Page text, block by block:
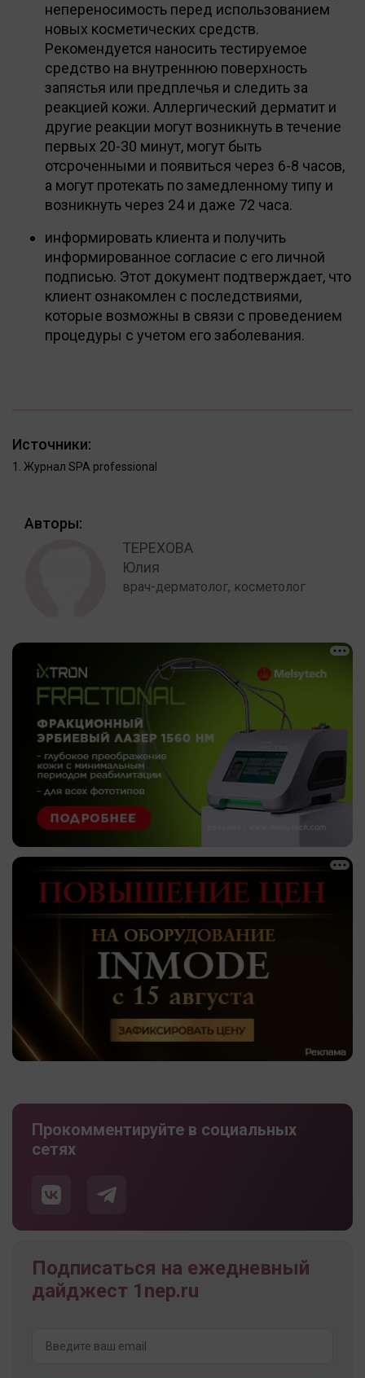
непереносимость перед использованием
новых косметических средств.
Рекомендуется наносить тестируемое
средство на внутреннюю поверхность
запястья или предплечья и следить за
реакцией кожи. Аллергический дерматит и
другие реакции могут возникнуть в течение
первых 20-30 минут, могут быть
отсроченными и появиться через 6-8 часов,
а могут протекать по замедленному типу и
возникнуть через 24 и даже 72 часа.
информировать клиента и получить
информированное согласие с его личной
подписью. Этот документ подтверждает, что
клиент ознакомлен с последствиями,
которые возможны в связи с проведением
процедуры с учетом его заболевания.
Источники:
Журнал SPA professional
Авторы:
ТЕРЕХОВА
Юлия
врач-дерматолог, косметолог
Прокомментируйте в социальных
сетях
Подписаться на ежедневный
дайджест 1nep.ru